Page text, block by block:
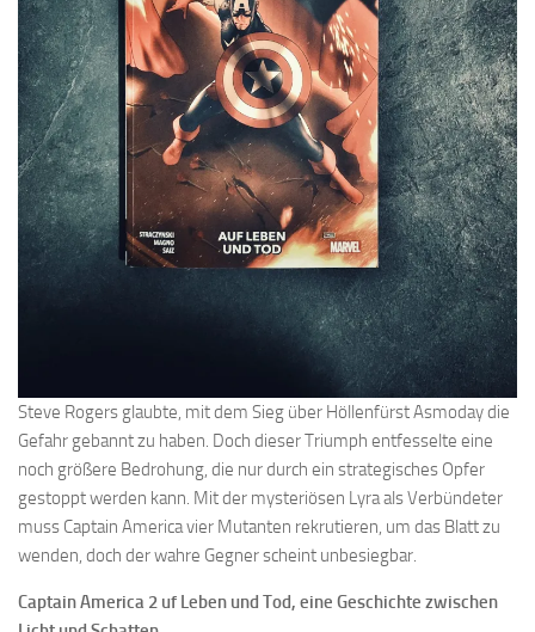
Steve Rogers glaubte, mit dem Sieg über Höllenfürst Asmoday die
Gefahr gebannt zu haben. Doch dieser Triumph entfesselte eine
noch größere Bedrohung, die nur durch ein strategisches Opfer
gestoppt werden kann. Mit der mysteriösen Lyra als Verbündeter
muss Captain America vier Mutanten rekrutieren, um das Blatt zu
wenden, doch der wahre Gegner scheint unbesiegbar.
Captain America 2 uf Leben und Tod, eine Geschichte zwischen